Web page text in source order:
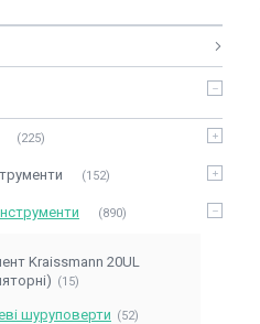
225
152
890
Kraissmann 20UL
15
шуруповерти 52